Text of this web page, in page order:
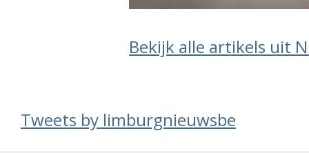
Bekijk alle artikels uit
Tweets by limburgnieuwsbe